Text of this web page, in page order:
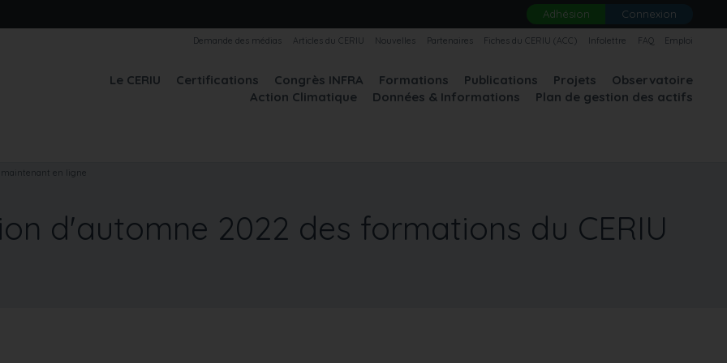
Adhésion Connexion
Demande des médias Articles du CERIU Nouvelles Partenaires Fiches du CERIU (ACC) Infolettre FAQ Emploi
Le CERIU Certifications Congrès INFRA Formations Publications Projets
Observatoire
Action Climatique
Données & Informations Plan de gestion des actifs
maintenant en ligne
d'automne 2022 des formations du CERIU